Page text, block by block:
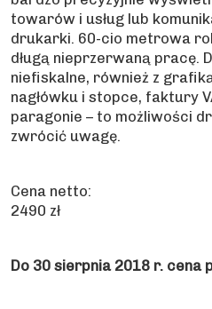
towarów i usług lub
drukarki. 60-cio metrowa
długą nieprzerwaną pracę.
niefiskalne, również z
nagłówku i stopce, faktury
paragonie – to możliwości
zwrócić uwagę.
Cena netto:
2490 zł
Do 30 sierpnia 2018 r. cena